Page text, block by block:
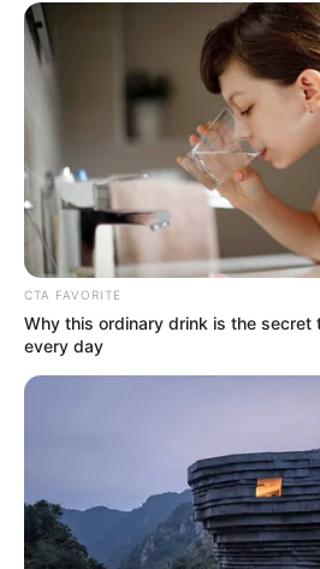
Bikin Ngakak, 10 Potret
Cosplay Murah Pakai
Seadanya
Membawa Barang
Versi Warga Thailand
CTA FAVORITE
Why this ordinary drink is the secret
every day